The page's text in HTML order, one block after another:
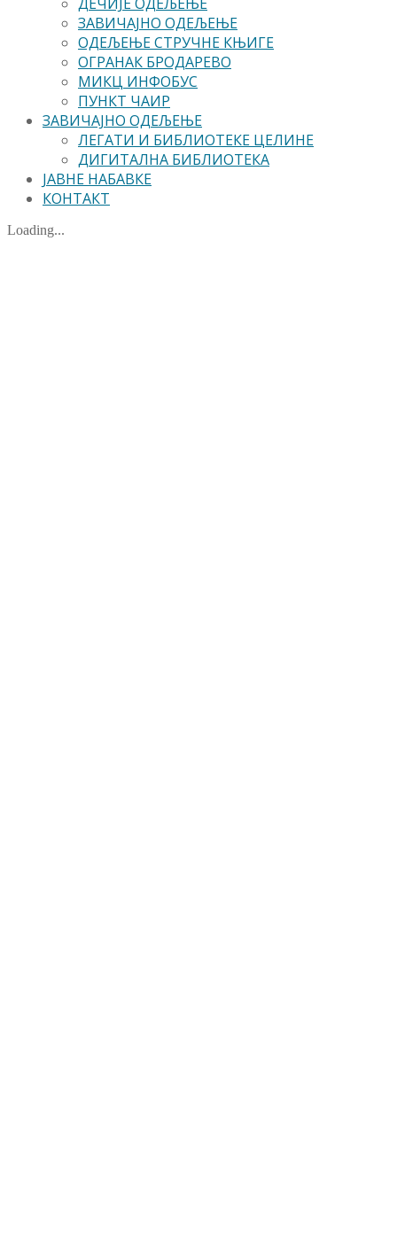
ЗАВИЧАЈНО ОДЕЉЕЊЕ
ОДЕЉЕЊЕ СТРУЧНЕ КЊИГЕ
ОГРАНАК БРОДАРЕВО
МИКЦ ИНФОБУС
ПУНКТ ЧАИР
ЗАВИЧАЈНО ОДЕЉЕЊЕ
ЛЕГАТИ И БИБЛИОТЕКЕ ЦЕЛИНЕ
ДИГИТАЛНА БИБЛИОТЕКА
ЈАВНЕ НАБАВКЕ
КОНТАКТ
Loading...